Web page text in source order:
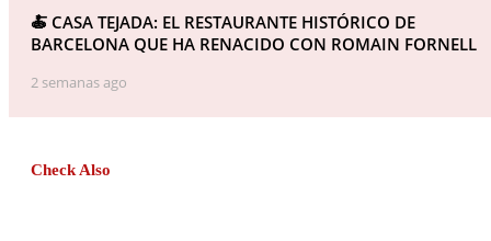
🍝 CASA TEJADA: EL RESTAURANTE HISTÓRICO DE
BARCELONA QUE HA RENACIDO CON ROMAIN FORNELL
2 semanas ago
Check Also